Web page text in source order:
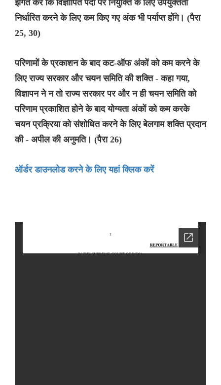
इंगित करे कि विज्ञापित पदों पर नियुक्ति के लिए उपयुक्तता
निर्धारित करने के लिए कम किए गए अंक भी पर्याप्त होंगे। (पैरा
25, 30)
परिणामों के प्रकाशन के बाद कट-ऑफ अंकों को कम करने के
लिए राज्य सरकार और चयन समिति की शक्ति - कहा गया,
विज्ञापन ने न तो राज्य सरकार पर और न ही चयन समिति को
परिणाम प्रकाशित होने के बाद योग्यता अंकों को कम करके
चयन प्रक्रिया को संशोधित करने के लिए बेलगाम शक्ति प्रदान
की - अपील की अनुमति। (पैरा 26)
ऑर्डर डाउनलोड करने के लिए यहां क्लिक करें